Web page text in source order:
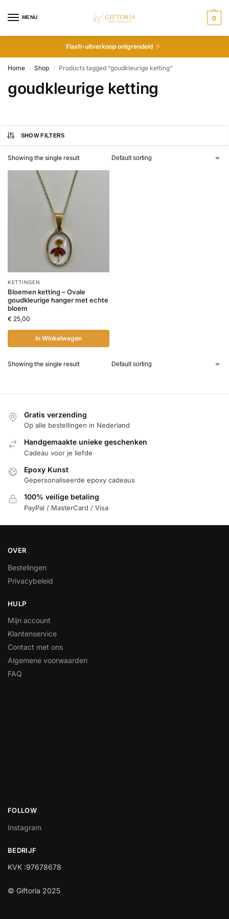
MENU 0
Flash-uitverkoop ontgrendeld
Home / Shop / Products tagged “goudkleurige ketting”
goudkleurige ketting
SHOW FILTERS
Showing the single result
KETTINGEN
Bloemen ketting – Ovale
goudkleurige hanger met echte
bloem
€ 25,00
In Winkelwagen
Showing the single result
Gratis verzending
Op alle bestellingen in Nederland
Handgemaakte unieke geschenken
Cadeau voor je liefde
Epoxy Kunst
Gepersonaliseerde epoxy cadeaus
100% veilige betaling
PayPal / MasterCard / Visa
OVER
Bestelingen
Privacybeleid
HULP
Mijn account
Klantenservice
Contact met ons
Algemene voorwaarden
FAQ
FOLLOW
Instagram
BEDRIJF
KVK :97678678
© Giftoria 2025